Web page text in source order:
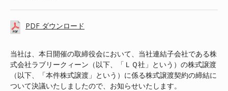
PDF ダウンロード
当社は、本日開催の取締役会において、当社連結子会社である株
式会社ラブリークィーン（以下、「ＬＱ社」という）の株式譲渡
（以下、「本件株式譲渡」という）に係る株式譲渡契約の締結に
ついて決議いたしましたので、お知らせいたします。